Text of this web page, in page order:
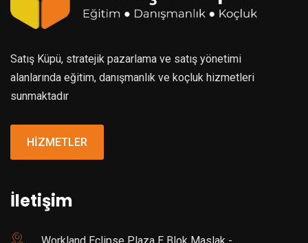
Satış Küpü, stratejik pazarlama ve satış yönetimi
alanlarında eğitim, danışmanlık ve koçluk hizmetleri
sunmaktadır
HİZMETLER
İletişim